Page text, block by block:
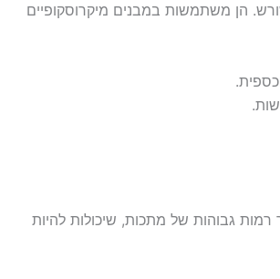
הן משתמשות במבנים מיקרוסקופיים
גבוהות של מתכות, שיכולות להיות